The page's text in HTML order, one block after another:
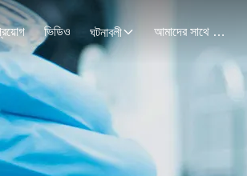
ভিডিও ঘটনাবলী আমাদের সাথে যোগাযোগ